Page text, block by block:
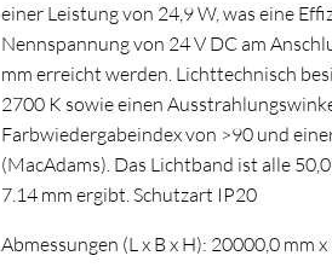
einer Leistung von 24,9 W, was eine
Nennspannung von 24 V DC am
mm erreicht werden. Lichttechnisch
2700 K sowie einen
Farbwiedergabeindex von >90 und
(MacAdams). Das Lichtband ist alle
7.14 mm ergibt. Schutzart IP20
Abmessungen (L x B x H): 20000,0 mm